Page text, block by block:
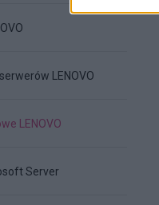
LENOVO
LENOVO
Server